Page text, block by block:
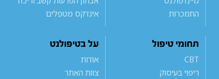
התמכרות
אינדקס מטפלים
תחומי טיפול
CBT
ריפוי בעיסוק
על בטיפולנט
אודות
צוות האתר